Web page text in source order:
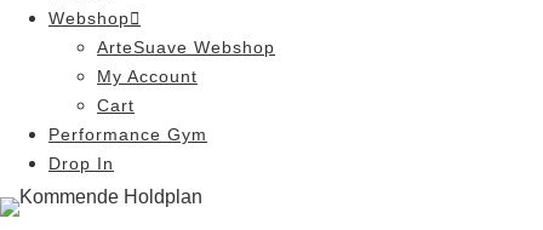
Webshop
ArteSuave Webshop
My Account
Cart
Performance Gym
Drop In